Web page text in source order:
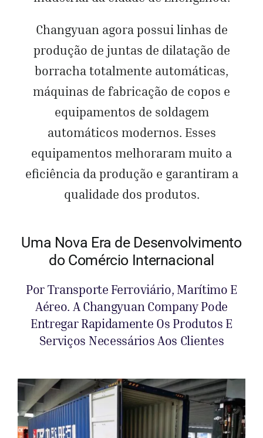
Changyuan agora possui linhas de
produção de juntas de dilatação de
borracha totalmente automáticas,
máquinas de fabricação de copos e
equipamentos de soldagem
automáticos modernos. Esses
equipamentos melhoraram muito a
eficiência da produção e garantiram a
qualidade dos produtos.
Uma Nova Era de Desenvolvimento
do Comércio Internacional
Por Transporte Ferroviário, Marítimo E
Aéreo. A Changyuan Company Pode
Entregar Rapidamente Os Produtos E
Serviços Necessários Aos Clientes